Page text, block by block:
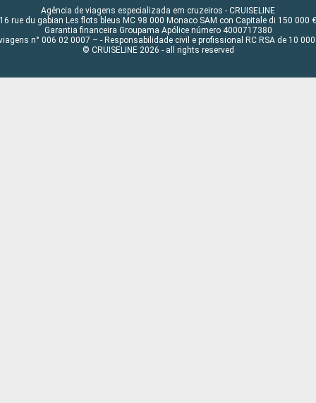
Agência de viagens especializada em cruzeiros - CRUISELINE
16 rue du gabian Les flots bleus MC 98 000 Monaco SAM con Capitale di 150 000 €
Garantia financeira Groupama Apólice número 4000717380
n° 006 02 0007 – - Responsabilidade civil e profissional RC RSA de 10 000
© CRUISELINE 2026 - all rights reserved